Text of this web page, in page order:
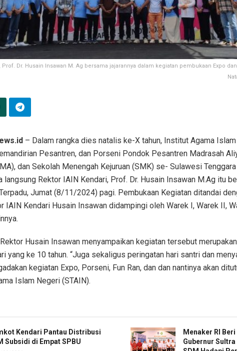
Prof. Dr. Husain Insawan M. Ag bersama jajarannya dalam kegiatan pembukaan Expo
– Dalam rangka dies natalis ke-X tahun, Institut Agama
Pesantren, dan Porseni Pondok Pesantren Madrasah
dan Sekolah Menengah Kejuruan (SMK) se- Sulawesi
langsung Rektor IAIN Kendari, Prof. Dr. Husain Insawan M.Ag itu
Jumat (8/11/2024) pagi. Pembukaan Kegiatan ditandai
IAIN Kendari Husain Insawan didampingi oleh Warek I, Warek II,
Husain Insawan menyampaikan kegiatan tersebut
yang ke 10 tahun. “Juga sekaligus peringatan hari santri dan
kegiatan Expo, Porseni, Fun Ran, dan dan nantinya akan
Islam Negeri (STAIN).
Kendari Pantau Distribusi
Subsidi di Empat SPBU
Menaker RI
Gubernur